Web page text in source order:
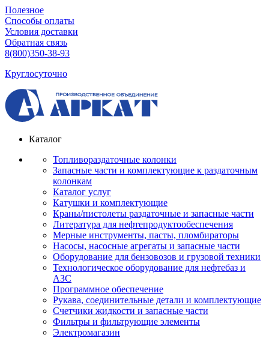
Полезное
Способы оплаты
Условия доставки
Обратная связь
8(800)350-38-93
Круглосуточно
Каталог
Топливораздаточные колонки
Запасные части и комплектующие к раздаточным
колонкам
Каталог услуг
Катушки и комплектующие
Краны/пистолеты раздаточные и запасные части
Литература для нефтепродуктообеспечения
Мерные инструменты, пасты, пломбираторы
Насосы, насосные агрегаты и запасные части
Оборудование для бензовозов и грузовой техники
Технологическое оборудование для нефтебаз и
АЗС
Программное обеспечение
Рукава, соединительные детали и комплектующие
Счетчики жидкости и запасные части
Фильтры и фильтрующие элементы
Электромагазин